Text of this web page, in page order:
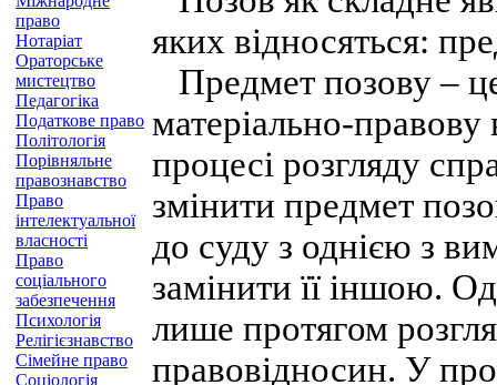
право
Нотаріат
Ораторське
мистецтво
Педагогіка
Податкове право
Політологія
Порівняльне
правознавство
Право
інтелектуальної
власності
Право
соціального
забезпечення
Психологія
Релігієзнавство
Сімейне право
Соціологія
яких відносяться:
Предмет позову –
матеріально-
процесі розгляду
змінити предмет
до суду з однією з
замінити її іншою.
лише протягом
правовідносин. У